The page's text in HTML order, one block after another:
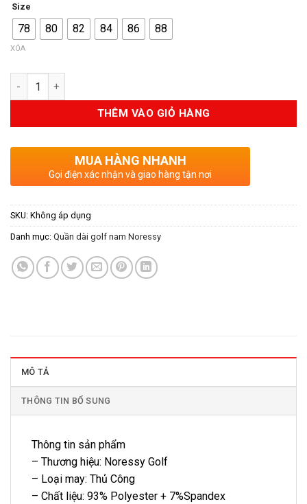
Size
78 80 82 84 86 88
XÓA
Số lượng
THÊM VÀO GIỎ HÀNG
MUA HÀNG NHANH
Gọi điện xác nhận và giao hàng tận nơi
SKU: Không áp dụng
Danh mục: Quần dài golf nam Noressy
MÔ TẢ
THÔNG TIN BỔ SUNG
Thông tin sản phẩm
– Thương hiệu: Noressy Golf
– Loại may: Thủ Công
– Chất liệu: 93% Polyester + 7%Spandex